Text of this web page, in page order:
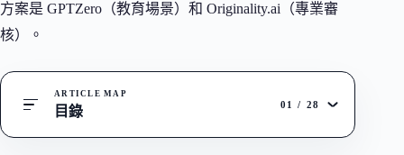
方案是 GPTZero（教育場景）和 Originality.ai（專業審
核）。
ARTICLE MAP
目錄 01 / 28